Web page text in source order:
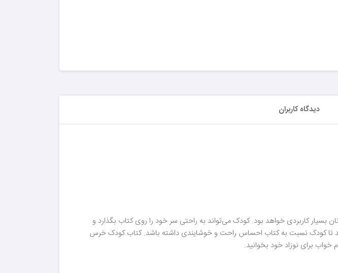
دیدگاه کاربران
کاربردی خواهد بود. کودک می‌تواند به راحتی سر خود را روی کتاب بگذارد و
تا کودک نسبت به کتاب احساس راحت و خوشایندی داشته باشد. کتاب کودک خرس
خواب برای نوزاد خود بخوانید.